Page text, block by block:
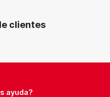
clientes
ayuda?